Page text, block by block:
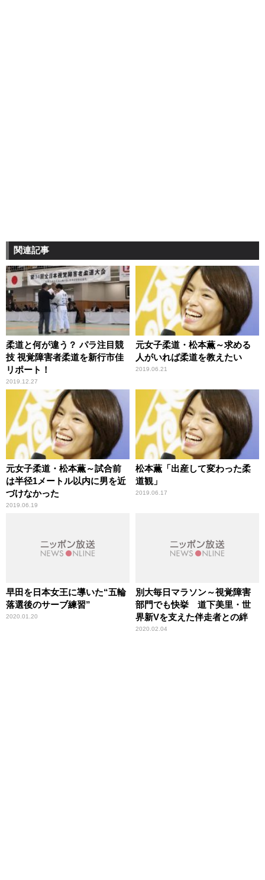
関連記事
柔道と何が違う？ パラ注目競
技 視覚障害者柔道を新行市佳
リポート！
2019.12.27
元女子柔道・松本薫～求める
人がいれば柔道を教えたい
2019.06.21
元女子柔道・松本薫～試合前
は半径1メートル以内に男を近
づけなかった
2019.06.19
松本薫「出産して変わった柔
道観」
2019.06.17
早田を日本女王に導いた“五輪
落選後のサーブ練習”
2020.01.20
別大毎日マラソン～視覚障害
部門でも快挙 道下美里・世
界新Vを支えた伴走者との絆
2020.02.04